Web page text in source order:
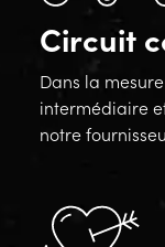
Circuit
Dans la
intermédiaire
notre